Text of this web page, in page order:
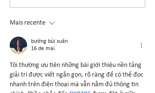
como mitigar as perdas
Mais recente
bướng bùi xuân
16 de mai.
Tôi thường ưu tiên những bài giới thiệu nền tảng
giải trí được viết ngắn gọn, rõ ràng để có thể đọc
nhanh trên điện thoại mà vẫn nắm đủ thông tin